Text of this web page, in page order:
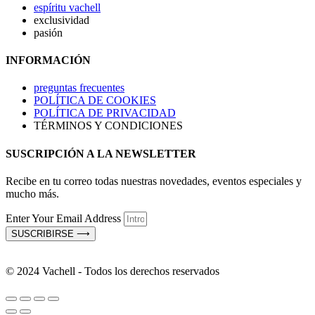
espíritu vachell
exclusividad
pasión
INFORMACIÓN
preguntas frecuentes
POLÍTICA DE COOKIES
POLÍTICA DE PRIVACIDAD
TÉRMINOS Y CONDICIONES
SUSCRIPCIÓN A LA NEWSLETTER
Recibe en tu correo todas nuestras novedades, eventos especiales y
mucho más.
Enter Your Email Address
SUSCRIBIRSE ⟶
© 2024 Vachell - Todos los derechos reservados